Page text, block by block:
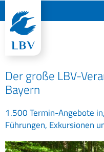
Der große LBV-
Bayern
1.500 Termin-Angebote
Führungen, Exkursionen